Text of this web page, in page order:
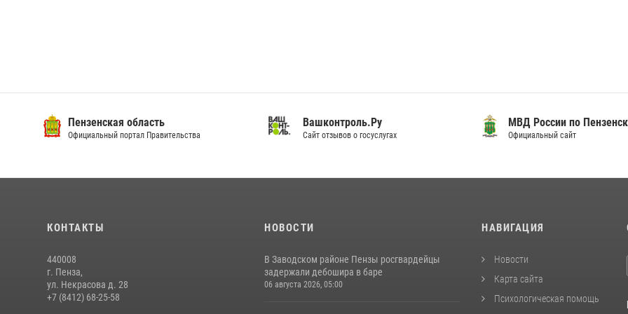
Пензенская область
Официальный портал Правительства
Вашконтроль.Ру
Сайт отзывов о госуслугах
МВД России по
Официальный сайт
КОНТАКТЫ
440008
г. Пенза,
ул. Некрасова д. 28
+7 (8412) 68-25-58
НОВОСТИ
В Заводском районе Пензы росгвардейцы
задержали дебошира в баре
06 августа 2026, 05:00
НАВИГАЦИЯ
Новости
Карта сайта
Психологическая помощь